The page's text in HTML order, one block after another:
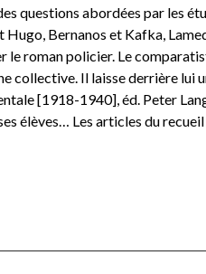
questions abordées par les
Bernanos et Kafka,
le roman policier. Le
collective. Il laisse derrière lui
[1918-1940], éd. Peter
élèves… Les articles du